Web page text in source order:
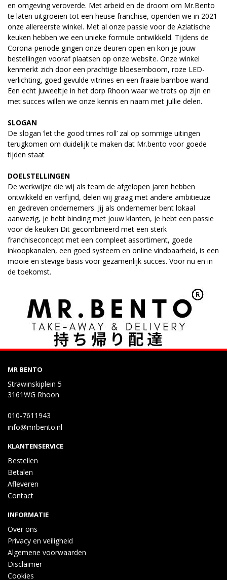
en omgeving veroverde. Met arbeid en de droom om Mr.Bento
te laten uitgroeien tot een heuse franchise, openden we in 2021
onze allereerste winkel. Met al onze passie voor de Aziatische
keuken hebben we een unieke formule ontwikkeld. Tijdens de
Corona-periode gingen onze deuren open en kon je jouw
bestellingen vooraf plaatsen op onze website. Onze winkel
kenmerkt zich door een prachtige bloesemboom, roze LED-
verlichting, goed gevulde vitrines en een fraaie bamboe wand.
Een echt juweeltje in het dorp Rhoon waar we trots op zijn en
met succes willen we onze kennis en naam met jullie delen.
SLOGAN
De slogan ‘let the good times roll’ zal op sommige uitingen
terugkomen om duidelijk te maken dat Mr.bento voor goede
tijden staat
DOELSTELLINGEN
De werkwijze die wij als team de afgelopen jaren hebben
ontwikkeld en verfijnd, delen wij graag met andere ambitieuze
en gedreven ondernemers. Jij als ondernemer bent lokaal
aanwezig, je hebt binding met jouw klanten, je hebt een passie
voor de keuken Dit gecombineerd met een sterk
franchiseconcept met een compleet assortiment, goede
inkoopkanalen, een goed systeem en online vindbaarheid, is een
mooie en stevige basis voor gezamenlijk succes. Voor nu en in
de toekomst.
MR BENTO
Strawinskiplein 5
3161WG Rhoon
010-7611943
info@mrbento.nl
KLANTENSERVICE
Bestellen
Betalen
Afleveren
Contact
INFORMATIE
Over ons
Privacy en veiligheid
Algemene voorwaarden
Disclaimer
Cookies